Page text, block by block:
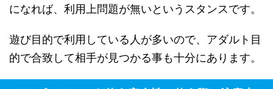
になれば、利用上問題が無いというスタンスです。
遊び目的で利用している人が多いので、アダルト目
的で合致して相手が見つかる事も十分にあります。